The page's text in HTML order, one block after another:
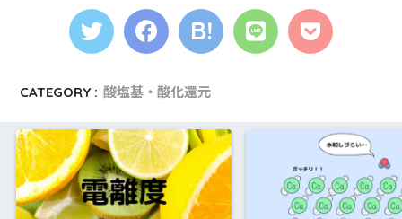
CATEGORY : 酸塩基・酸化還元